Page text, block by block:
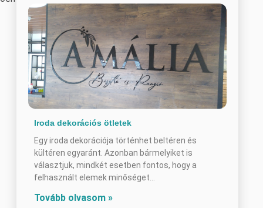
Iroda dekorációs ötletek
Egy iroda dekorációja történhet beltéren és
kültéren egyaránt. Azonban bármelyiket is
választjuk, mindkét esetben fontos, hogy a
felhasznált elemek minőséget
Tovább olvasom »